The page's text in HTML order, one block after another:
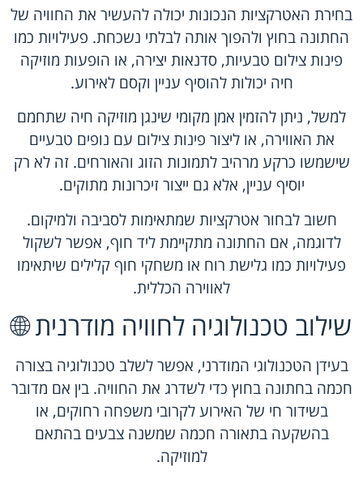
בחירת האטרקציות הנכונות יכולה להעשיר את החוויה של
החתונה בחוץ ולהפוך אותה לבלתי נשכחת. פעילויות כמו
פינות צילום טבעיות, סדנאות יצירה, או הופעות מוזיקה
חיה יכולות להוסיף עניין וקסם לאירוע.
למשל, ניתן להזמין אמן מקומי שינגן מוזיקה חיה שתחמם
את האווירה, או ליצור פינות צילום עם נופים טבעיים
שישמשו כרקע מרהיב לתמונות הזוג והאורחים. זה לא רק
יוסיף עניין, אלא גם ייצור זיכרונות מתוקים.
חשוב לבחור אטרקציות שמתאימות לסביבה ולמיקום.
לדוגמה, אם החתונה מתקיימת ליד חוף, אפשר לשקול
פעילויות כמו גלישת רוח או משחקי חוף קלילים שיתאימו
לאווירה הכללית.
שילוב טכנולוגיה לחוויה מודרנית 🌐
בעידן הטכנולוגי המודרני, אפשר לשלב טכנולוגיה בצורה
חכמה בחתונה בחוץ כדי לשדרג את החוויה. בין אם מדובר
בשידור חי של האירוע לקרובי משפחה רחוקים, או
בהשקעה בתאורה חכמה שמשנה צבעים בהתאם
למוזיקה.